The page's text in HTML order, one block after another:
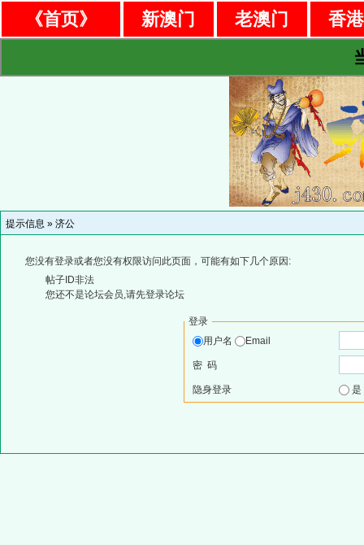
《首页》 新澳门 老澳门
香
提示信息 » 济公
您没有登录或者您没有权限访问此页面，可能有如下几个原因:
帖子ID非法
您还不是论坛会员,请先登录论坛
登录
用户名
Email
密 码
隐身登录